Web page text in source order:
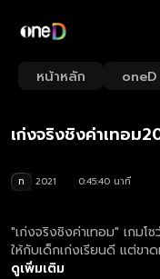
หน้าหลัก oneD
เก่งจริงชิงค่าเทอม
ท 2021
0:45:40 นาที
"เก่งจริงชิงค่าเทอม" เกมโ
ให้กับเด็กเก่งเรียนดี แต่ข
ชิงทุนการศึกษา
ดูเพิ่มเติม